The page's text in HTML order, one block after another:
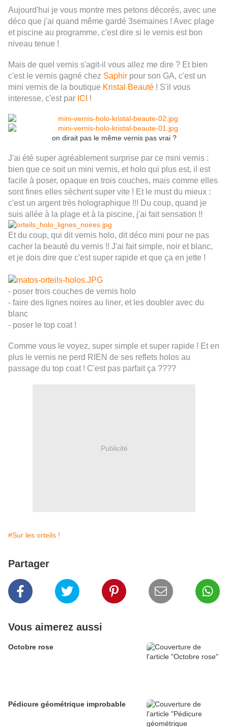
Aujourd'hui je vous montre mes petons décorés, avec une
déco que j'ai quand même gardé 3semaines ! Avec plage
et piscine au programme, c'est dire si le vernis est bon
niveau tenue !
Mais de quel vernis s'agit-il vous allez me dire ? Et bien
c'est le vernis gagné chez Saphir pour son GA, c'est un
mini vernis de la boutique Kristal Beauté ! S'il vous
interesse, c'est par ICI !
on dirait pas le même vernis pas vrai ?
J'ai été super agréablement surprise par ce mini vernis :
bien que ce soit un mini vernis, et holo qui plus est, il est
facile à poser, opaque en trois couches, mais comme elles
sont fines elles sèchent super vite ! Et le must du mieux :
c'est un argent très holographique !!! Du coup, quand je
suis allée à la plage et à la piscine, j'ai fait sensation !!
Et du coup, qui dit vernis holo, dit déco mini pour ne pas
cacher la beauté du vernis !! J'ai fait simple, noir et blanc,
et je dois dire que c'est super rapide et que ça en jette !
- poser trois couches de vernis holo
- faire des lignes noires au liner, et les doubler avec du
blanc
- poser le top coat !
Comme vous le voyez, super simple et super rapide ! Et en
plus le vernis ne perd RIEN de ses reflets holos au
passage du top coat ! C'est pas parfait ça ????
Publicité
#Sur les orteils !
Partager
Vous aimerez aussi
Octobre rose
Pédicure géométrique improbable